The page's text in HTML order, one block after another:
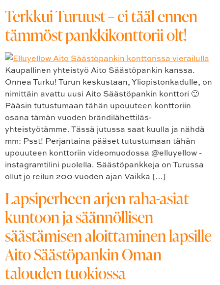
Terkkui Turuust – ei tääl ennen
tämmöst pankkikonttorii olt!
Kaupallinen yhteistyö Aito Säästöpankin kanssa.
Onnea Turku! Turun keskustaan, Yliopistonkadulle, on
nimittäin avattu uusi Aito Säästöpankin konttori 🙂
Pääsin tutustumaan tähän upouuteen konttoriin
osana tämän vuoden brändilähettiläs-
yhteistyötämme. Tässä jutussa saat kuulla ja nähdä
mm: Psst! Perjantaina pääset tutustumaan tähän
upouuteen konttoriin videomuodossa @elluyellow -
instagramtilini puolella. Säästöpankkeja on Turussa
ollut jo reilun 200 vuoden ajan Vaikka […]
Lapsiperheen arjen raha-asiat
kuntoon ja säännöllisen
säästämisen aloittaminen lapsille
Aito Säästöpankin Oman
talouden tuokiossa